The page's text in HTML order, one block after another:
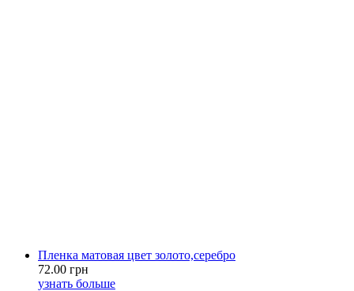
Пленка матовая цвет золото,серебро
72.00 грн
узнать больше